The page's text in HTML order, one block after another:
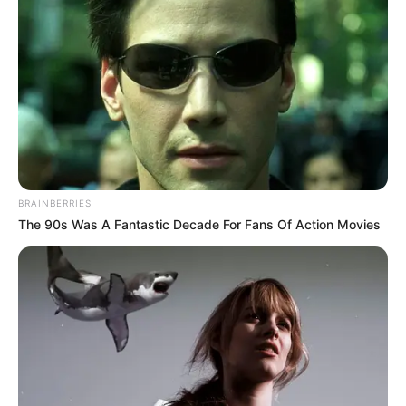
BRAINBERRIES
The 90s Was A Fantastic Decade For Fans Of Action Movies